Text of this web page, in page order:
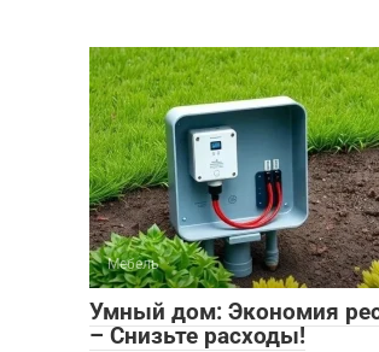
Мебель
Умный дом: Экономия
– Снизьте расходы!